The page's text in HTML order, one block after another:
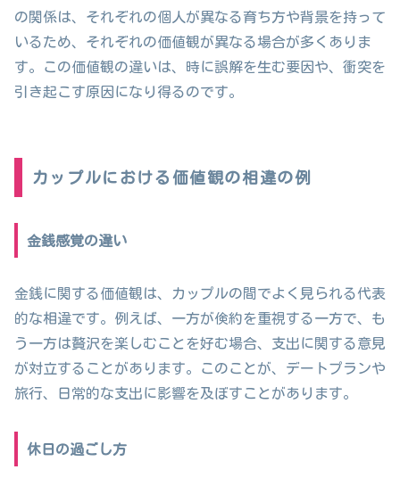
の関係は、それぞれの個人が異なる育ち方や背景を持って
いるため、それぞれの価値観が異なる場合が多くありま
す。この価値観の違いは、時に誤解を生む要因や、衝突を
引き起こす原因になり得るのです。
カップルにおける価値観の相違の例
金銭感覚の違い
金銭に関する価値観は、カップルの間でよく見られる代表
的な相違です。例えば、一方が倹約を重視する一方で、も
う一方は贅沢を楽しむことを好む場合、支出に関する意見
が対立することがあります。このことが、デートプランや
旅行、日常的な支出に影響を及ぼすことがあります。
休日の過ごし方